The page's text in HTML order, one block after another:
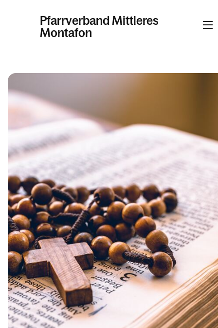
Pfarrverband Mittleres
Montafon
Kalender
Personen
Kontakt